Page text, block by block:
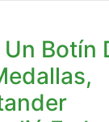
Botín